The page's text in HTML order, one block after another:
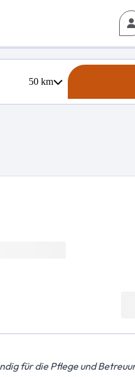
50km